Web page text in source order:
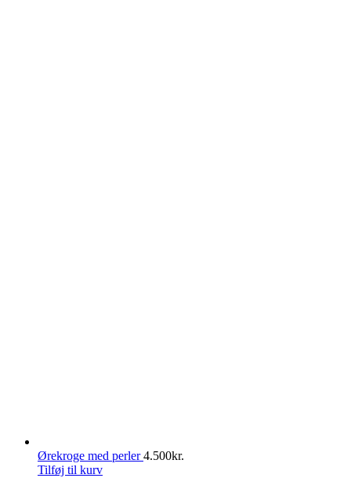
Ørekroge med perler4.500kr.
Tilføj til kurv